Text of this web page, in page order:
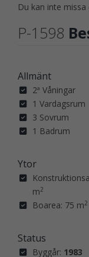
Du kan inte missa
P-1598
Allmänt
2ª Våningar
1 Vardagsrum
3 Sovrum
1 Badrum
Ytor
m2
Boarea: 75 m2
Status
Byggår: 1983